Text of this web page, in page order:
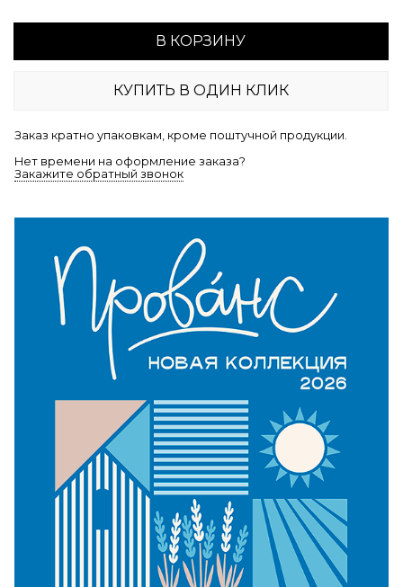
В КОРЗИНУ
КУПИТЬ В ОДИН КЛИК
Заказ кратно упаковкам, кроме поштучной продукции.
Нет времени на оформление заказа?
Закажите обратный звонок